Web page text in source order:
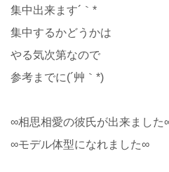
集中出来ます´｀*
集中するかどうかは
やる気次第なので
参考までに(´艸｀*)
∞相思相愛の彼氏が出来ました
∞モデル体型になれました∞